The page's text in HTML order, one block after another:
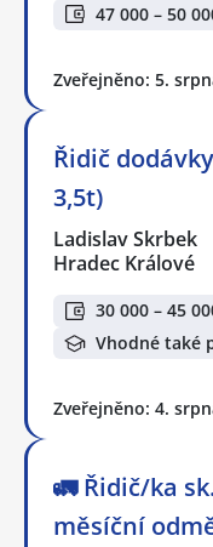
47 000 – 50
Zveřejněno: 5.
Řidič
3,5t)
Ladislav Skrbek
Hradec Králové
30 000 – 45
Vhodné také
Zveřejněno: 4.
🚛 Řidič/ka
měsíční